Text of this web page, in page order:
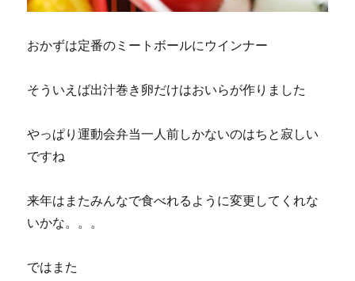
おかずは定番のミートボールにウインナー
そういえば出汁巻き卵だけはおいらが作りました
やっぱり運動会弁当一人前しかないのはちと寂しい
ですね
来年はまたみんなで食べれるように変更してくれな
いかな。。。
ではまた